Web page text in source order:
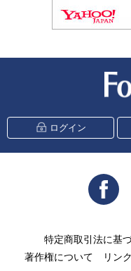
ログイン
特定商取引法に基
著作権について
リン